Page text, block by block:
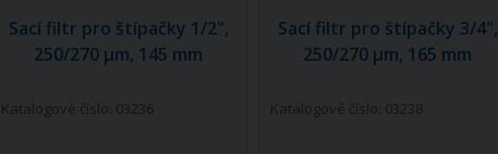
Sací filtr pro štípačky 1/2",
250/270 µm, 145 mm
Katalogové číslo: 03236
Sací filtr pro štípačky 3/4",
250/270 µm, 165 mm
Katalogové číslo: 03238